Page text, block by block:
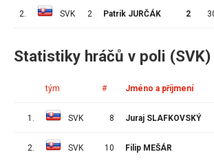
2. SVK 2 Patrik JURČÁK 2
Statistiky hráčů v poli (SVK)
tým # Jméno a příjmení
1. SVK 8 Juraj SLAFKOVSKÝ
2. SVK 10 Filip MEŠÁR